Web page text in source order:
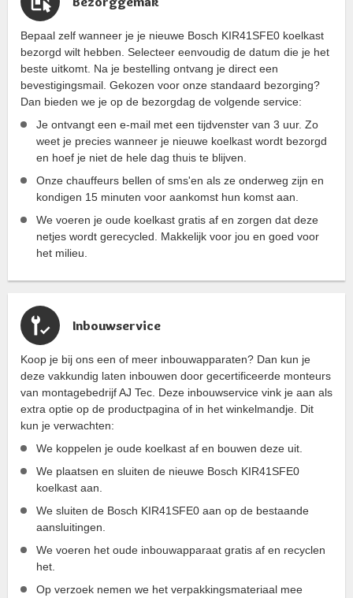
Bepaal zelf wanneer je je nieuwe Bosch KIR41SFE0 koelkast
bezorgd wilt hebben. Selecteer eenvoudig de datum die je het
beste uitkomt. Na je bestelling ontvang je direct een
bevestigingsmail. Gekozen voor onze standaard bezorging?
Dan bieden we je op de bezorgdag de volgende service:
Je ontvangt een e-mail met een tijdvenster van 3 uur. Zo
weet je precies wanneer je nieuwe koelkast wordt bezorgd
en hoef je niet de hele dag thuis te blijven.
Onze chauffeurs bellen of sms'en als ze onderweg zijn en
kondigen 15 minuten voor aankomst hun komst aan.
We voeren je oude koelkast gratis af en zorgen dat deze
netjes wordt gerecycled. Makkelijk voor jou en goed voor
het milieu.
Inbouwservice
Koop je bij ons een of meer inbouwapparaten? Dan kun je
deze vakkundig laten inbouwen door gecertificeerde monteurs
van montagebedrijf AJ Tec. Deze inbouwservice vink je aan als
extra optie op de productpagina of in het winkelmandje. Dit
kun je verwachten:
We koppelen je oude koelkast af en bouwen deze uit.
We plaatsen en sluiten de nieuwe Bosch KIR41SFE0
koelkast aan.
We sluiten de Bosch KIR41SFE0 aan op de bestaande
aansluitingen.
We voeren het oude inbouwapparaat gratis af en recyclen
het.
Op verzoek nemen we het verpakkingsmateriaal mee